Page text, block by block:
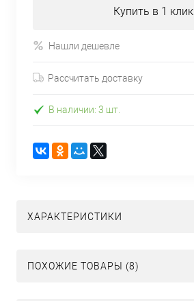
Купить в 1 клик
Нашли дешевле
Рассчитать доставку
В наличии: 3 шт.
ХАРАКТЕРИСТИКИ
ПОХОЖИЕ ТОВАРЫ (8)